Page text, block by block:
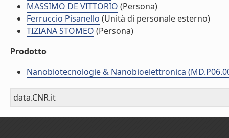
MASSIMO DE VITTORIO (Persona)
Ferruccio Pisanello (Unità di personale esterno)
TIZIANA STOMEO (Persona)
Prodotto
Nanobiotecnologie & Nanobioelettronica
data.CNR.it